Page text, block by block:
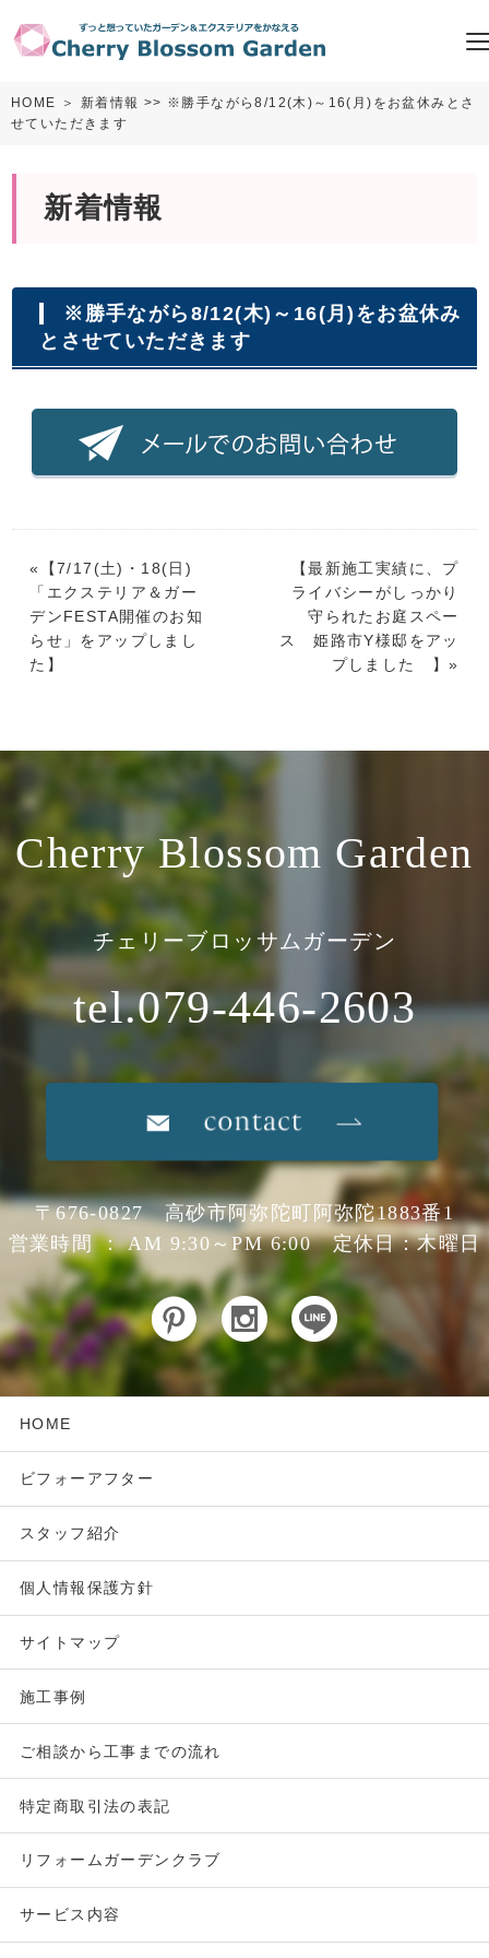
HOME ＞ 新着情報 >> ※勝手ながら8/12(木)～16(月)をお盆休みとさ
せていただきます
新着情報
※勝手ながら8/12(木)～16(月)をお盆休み
とさせていただきます
«【7/17(土)・18(日)
「エクステリア＆ガー
デンFESTA開催のお知
らせ」をアップしまし
た 】
【最新施工実績に、プ
ライバシーがしっかり
守られたお庭スペー
ス 姫路市Y様邸をアッ
プしました
】»
Cherry Blossom Garden
チェリーブロッサムガーデン
tel.079-446-2603
〒676-0827 高砂市阿弥陀町阿弥陀1883番1
営業時間 ： AM 9:30～PM 6:00 定休日：木曜日
HOME
ビフォーアフター
スタッフ紹介
個人情報保護方針
サイトマップ
施工事例
ご相談から工事までの流れ
特定商取引法の表記
リフォームガーデンクラブ
サービス内容